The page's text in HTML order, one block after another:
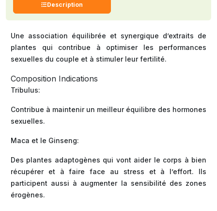
Description
Une association équilibrée et synergique d’extraits de
plantes qui contribue à optimiser les performances
sexuelles du couple et à stimuler leur fertilité.
Composition Indications
Tribulus:
Contribue à maintenir un meilleur équilibre des hormones
sexuelles.
Maca et le Ginseng:
Des plantes adaptogènes qui vont aider le corps à bien
récupérer et à faire face au stress et à l’effort. Ils
participent aussi à augmenter la sensibilité des zones
érogènes.